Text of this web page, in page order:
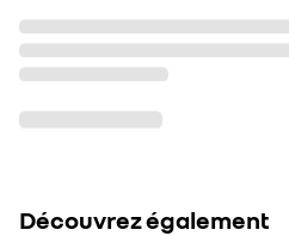
Découvrez également